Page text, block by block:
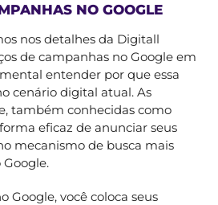
NO GOOGLE
nos detalhes da Digitall
de campanhas no Google em
entender por que essa
cenário digital atual. As
também conhecidas como
eficaz de anunciar seus
mecanismo de busca mais
Google, você coloca seus